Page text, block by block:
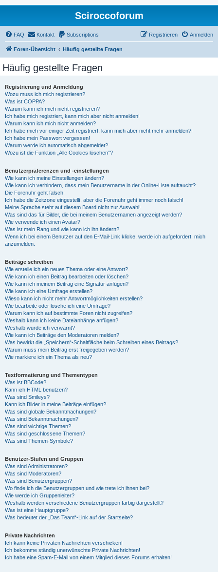
Sciroccoforum
FAQ Kontakt Subscriptions Anmelden
Registrieren
Foren-Übersicht Häufig gestellte Fragen
Häufig gestellte Fragen
Registrierung und Anmeldung
Wozu muss ich mich registrieren?
Was ist COPPA?
Warum kann ich mich nicht registrieren?
Ich habe mich registriert, kann mich aber nicht anmelden!
Warum kann ich mich nicht anmelden?
Ich habe mich vor einiger Zeit registriert, kann mich aber nicht mehr anmelden?!
Ich habe mein Passwort vergessen!
Warum werde ich automatisch abgemeldet?
Wozu ist die Funktion „Alle Cookies löschen“?
Benutzerpräferenzen und -einstellungen
Wie kann ich meine Einstellungen ändern?
Wie kann ich verhindern, dass mein Benutzername in der Online-Liste auftaucht?
Die Forenuhr geht falsch!
Ich habe die Zeitzone eingestellt, aber die Forenuhr geht immer noch falsch!
Meine Sprache steht auf diesem Board nicht zur Auswahl!
Was sind das für Bilder, die bei meinem Benutzernamen angezeigt werden?
Wie verwende ich einen Avatar?
Was ist mein Rang und wie kann ich ihn ändern?
Wenn ich bei einem Benutzer auf den E-Mail-Link klicke, werde ich aufgefordert, mich
anzumelden.
Beiträge schreiben
Wie erstelle ich ein neues Thema oder eine Antwort?
Wie kann ich einen Beitrag bearbeiten oder löschen?
Wie kann ich meinem Beitrag eine Signatur anfügen?
Wie kann ich eine Umfrage erstellen?
Wieso kann ich nicht mehr Antwortmöglichkeiten erstellen?
Wie bearbeite oder lösche ich eine Umfrage?
Warum kann ich auf bestimmte Foren nicht zugreifen?
Weshalb kann ich keine Dateianhänge anfügen?
Weshalb wurde ich verwarnt?
Wie kann ich Beiträge den Moderatoren melden?
Was bewirkt die „Speichern“-Schaltfläche beim Schreiben eines Beitrags?
Warum muss mein Beitrag erst freigegeben werden?
Wie markiere ich ein Thema als neu?
Textformatierung und Thementypen
Was ist BBCode?
Kann ich HTML benutzen?
Was sind Smileys?
Kann ich Bilder in meine Beiträge einfügen?
Was sind globale Bekanntmachungen?
Was sind Bekanntmachungen?
Was sind wichtige Themen?
Was sind geschlossene Themen?
Was sind Themen-Symbole?
Benutzer-Stufen und Gruppen
Was sind Administratoren?
Was sind Moderatoren?
Was sind Benutzergruppen?
Wo finde ich die Benutzergruppen und wie trete ich ihnen bei?
Wie werde ich Gruppenleiter?
Weshalb werden verschiedene Benutzergruppen farbig dargestellt?
Was ist eine Hauptgruppe?
Was bedeutet der „Das Team“-Link auf der Startseite?
Private Nachrichten
Ich kann keine Privaten Nachrichten verschicken!
Ich bekomme ständig unerwünschte Private Nachrichten!
Ich habe eine Spam-E-Mail von einem Mitglied dieses Forums erhalten!